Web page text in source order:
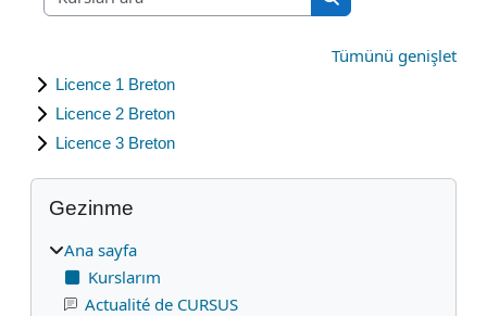
Kursları ara
Tümünü genişlet
Licence 1 Breton
Licence 2 Breton
Licence 3 Breton
Bloklar
Gezinme 'yı atla
Gezinme
Ana sayfa
Kurslarım
Actualité de CURSUS